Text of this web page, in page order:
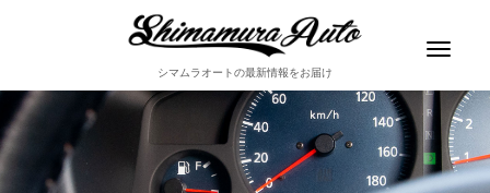
シマムラオートの最新情報をお届け
Toggle